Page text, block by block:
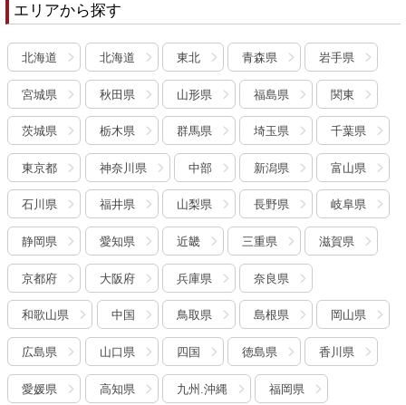
エリアから探す
北海道 北海道 東北 青森県 岩手県
宮城県 秋田県 山形県 福島県 関東
茨城県 栃木県 群馬県 埼玉県 千葉県
東京都 神奈川県 中部 新潟県 富山県
石川県 福井県 山梨県 長野県 岐阜県
静岡県 愛知県 近畿 三重県 滋賀県
京都府 大阪府 兵庫県 奈良県
和歌山県 中国 鳥取県 島根県 岡山県
広島県 山口県 四国 徳島県 香川県
愛媛県 高知県 九州.沖縄 福岡県